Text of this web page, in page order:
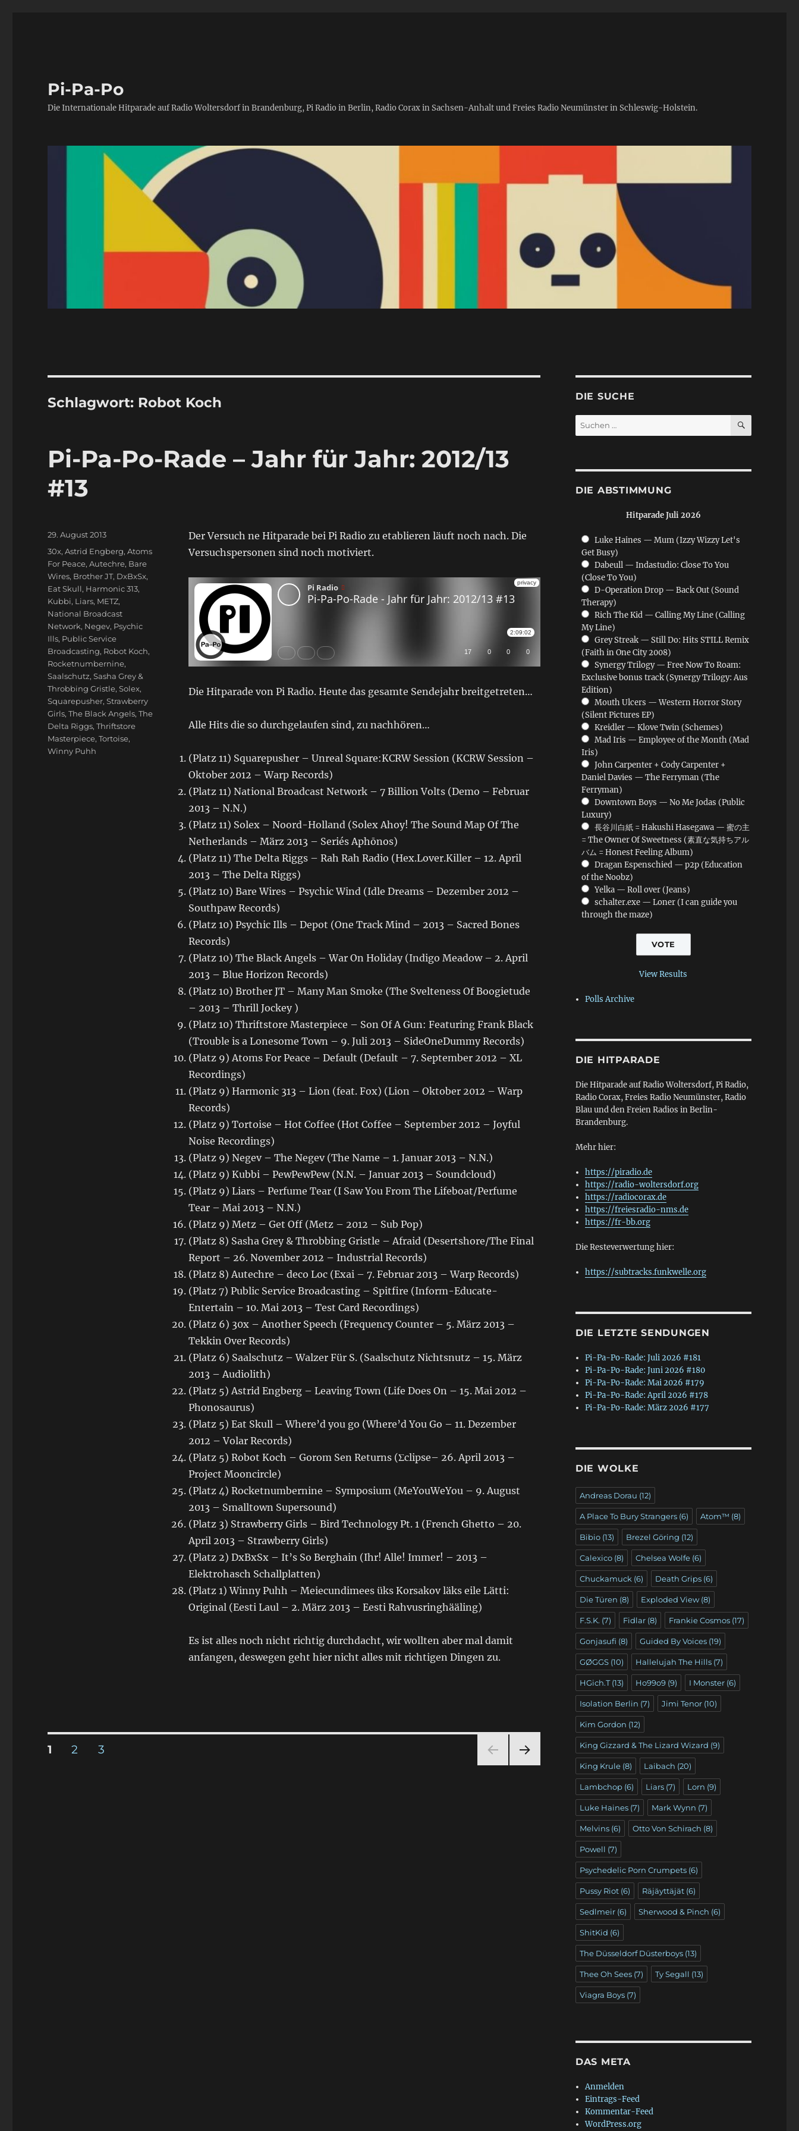
Pi-Pa-Po
Die Internationale Hitparade auf Radio Woltersdorf in Brandenburg, Pi Radio in Berlin, Radio Corax in Sachsen-Anhalt und Freies Radio Neumünster in Schleswig-Holstein.
Schlagwort: Robot Koch
Pi-Pa-Po-Rade – Jahr für Jahr: 2012/13
#13
Der Versuch ne Hitparade bei Pi Radio zu etablieren läuft noch nach. Die
Versuchspersonen sind noch motiviert.
Die Hitparade von Pi Radio. Heute das gesamte Sendejahr breitgetreten…
Alle Hits die so durchgelaufen sind, zu nachhören…
(Platz 11) Squarepusher – Unreal Square:KCRW Session (KCRW Session –
Oktober 2012 – Warp Records)
(Platz 11) National Broadcast Network – 7 Billion Volts (Demo – Februar
2013 – N.N.)
(Platz 11) Solex – Noord-Holland (Solex Ahoy! The Sound Map Of The
Netherlands – März 2013 – Seriés Aphōnos)
(Platz 11) The Delta Riggs – Rah Rah Radio (Hex.Lover.Killer – 12. April
2013 – The Delta Riggs)
(Platz 10) Bare Wires – Psychic Wind (Idle Dreams – Dezember 2012 –
Southpaw Records)
(Platz 10) Psychic Ills – Depot (One Track Mind – 2013 – Sacred Bones
Records)
(Platz 10) The Black Angels – War On Holiday (Indigo Meadow – 2. April
2013 – Blue Horizon Records)
(Platz 10) Brother JT – Many Man Smoke (The Svelteness Of Boogietude
– 2013 – Thrill Jockey )
(Platz 10) Thriftstore Masterpiece – Son Of A Gun: Featuring Frank Black
(Trouble is a Lonesome Town – 9. Juli 2013 – SideOneDummy Records)
(Platz 9) Atoms For Peace – Default (Default – 7. September 2012 – XL
Recordings)
(Platz 9) Harmonic 313 – Lion (feat. Fox) (Lion – Oktober 2012 – Warp
Records)
(Platz 9) Tortoise – Hot Coffee (Hot Coffee – September 2012 – Joyful
Noise Recordings)
(Platz 9) Negev – The Negev (The Name – 1. Januar 2013 – N.N.)
(Platz 9) Kubbi – PewPewPew (N.N. – Januar 2013 – Soundcloud)
(Platz 9) Liars – Perfume Tear (I Saw You From The Lifeboat/Perfume
Tear – Mai 2013 – N.N.)
(Platz 9) Metz – Get Off (Metz – 2012 – Sub Pop)
(Platz 8) Sasha Grey & Throbbing Gristle – Afraid (Desertshore/The Final
Report – 26. November 2012 – Industrial Records)
(Platz 8) Autechre – deco Loc (Exai – 7. Februar 2013 – Warp Records)
(Platz 7) Public Service Broadcasting – Spitfire (Inform-Educate-
Entertain – 10. Mai 2013 – Test Card Recordings)
(Platz 6) 30x – Another Speech (Frequency Counter – 5. März 2013 –
Tekkin Over Records)
(Platz 6) Saalschutz – Walzer Für S. (Saalschutz Nichtsnutz – 15. März
2013 – Audiolith)
(Platz 5) Astrid Engberg – Leaving Town (Life Does On – 15. Mai 2012 –
Phonosaurus)
(Platz 5) Eat Skull – Where’d you go (Where’d You Go – 11. Dezember
2012 – Volar Records)
(Platz 5) Robot Koch – Gorom Sen Returns (Σclipse– 26. April 2013 –
Project Mooncircle)
(Platz 4) Rocketnumbernine – Symposium (MeYouWeYou – 9. August
2013 – Smalltown Supersound)
(Platz 3) Strawberry Girls – Bird Technology Pt. 1 (French Ghetto – 20.
April 2013 – Strawberry Girls)
(Platz 2) DxBxSx – It’s So Berghain (Ihr! Alle! Immer! – 2013 –
Elektrohasch Schallplatten)
(Platz 1) Winny Puhh – Meiecundimees üks Korsakov läks eile Lätti:
Original (Eesti Laul – 2. März 2013 – Eesti Rahvusringhääling)
Es ist alles noch nicht richtig durchdacht, wir wollten aber mal damit
anfangen, deswegen geht hier nicht alles mit richtigen Dingen zu.
Veröffentlicht
am
29. August 2013
Schlagwörter
30x,Astrid Engberg,Atoms
For Peace,Autechre, Bare
Wires, Brother JT, DxBxSx,
Eat Skull, Harmonic 313,
Kubbi, Liars, METZ,
National Broadcast
Network, Negev, Psychic
Ills, Public Service
Broadcasting, Robot Koch,
Rocketnumbernine,
Saalschutz,Sasha Grey &
Throbbing Gristle,Solex,
Squarepusher,Strawberry
Girls,The Black Angels,The
Delta Riggs,Thriftstore
Masterpiece,Tortoise,
Winny Puhh
Seitennummerierung
SEITE
1 SEITE
2 SEITE
3
DIE SUCHE
Suchen
nach:
SUCHEN
DIE ABSTIMMUNG
Hitparade Juli 2026
Luke Haines — Mum (Izzy Wizzy Let's
Get Busy)
Dabeull — Indastudio: Close To You
(Close To You)
D-Operation Drop — Back Out (Sound
Therapy)
Rich The Kid — Calling My Line (Calling
My Line)
Grey Streak — Still Do: Hits STILL Remix
(Faith in One City 2008)
Synergy Trilogy — Free Now To Roam:
Exclusive bonus track (Synergy Trilogy: Aus
Edition)
Mouth Ulcers — Western Horror Story
(Silent Pictures EP)
Kreidler — Klove Twin (Schemes)
Mad Iris — Employee of the Month (Mad
Iris)
John Carpenter + Cody Carpenter +
Daniel Davies — The Ferryman (The
Ferryman)
Downtown Boys — No Me Jodas (Public
Luxury)
長谷川白紙 = Hakushi Hasegawa — 蜜の主
= The Owner Of Sweetness (素直な気持ちアル
バム = Honest Feeling Album)
Dragan Espenschied — p2p (Education
of the Noobz)
Yelka — Roll over (Jeans)
schalter.exe — Loner (I can guide you
through the maze)
View Results
Polls Archive
DIE HITPARADE
Die Hitparade auf Radio Woltersdorf, Pi Radio,
Radio Corax, Freies Radio Neumünster, Radio
Blau und den Freien Radios in Berlin-
Brandenburg.
Mehr hier:
https://piradio.de
https://radio-woltersdorf.org
https://radiocorax.de
https://freiesradio-nms.de
https://fr-bb.org
Die Resteverwertung hier:
https://subtracks.funkwelle.org
DIE LETZTE SENDUNGEN
Pi-Pa-Po-Rade: Juli 2026 #181
Pi-Pa-Po-Rade: Juni 2026 #180
Pi-Pa-Po-Rade: Mai 2026 #179
Pi-Pa-Po-Rade: April 2026 #178
Pi-Pa-Po-Rade: März 2026 #177
DIE WOLKE
Andreas Dorau (12)
A Place To Bury Strangers(6) Atom™ (8)
Bibio(13) Brezel Göring (12)
Calexico(8) Chelsea Wolfe(6)
Chuckamuck (6) Death Grips(6)
Die Türen (8) Exploded View(8)
F.S.K. (7) Fidlar(8) Frankie Cosmos(17)
Gonjasufi (8) Guided By Voices(19)
GØGGS(10) Hallelujah The Hills(7)
HGich.T(13) Ho99o9(9) I Monster(6)
Isolation Berlin (7) Jimi Tenor(10)
Kim Gordon (12)
King Gizzard & The Lizard Wizard (9)
King Krule(8) Laibach (20)
Lambchop(6) Liars(7) Lorn (9)
Luke Haines(7) Mark Wynn (7)
Melvins(6) Otto Von Schirach (8)
Powell (7)
Psychedelic Porn Crumpets(6)
Pussy Riot(6) Räjäyttäjät(6)
Sedlmeir(6) Sherwood & Pinch (6)
ShitKid (6)
The Düsseldorf Düsterboys(13)
Thee Oh Sees(7) Ty Segall (13)
Viagra Boys(7)
DAS META
Anmelden
Eintrags-Feed
Kommentar-Feed
WordPress.org